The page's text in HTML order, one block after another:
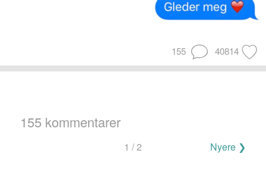
155 40814
155 kommentarer
1 / 2 Nyere ❯